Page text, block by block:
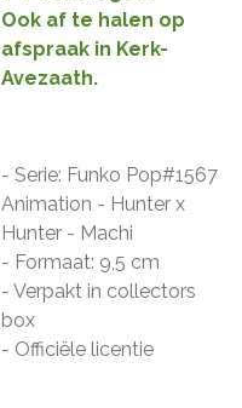
Ook af te halen op
afspraak in Kerk-
Avezaath.
- Serie: Funko Pop#1567
Animation - Hunter x
Hunter - Machi
- Formaat: 9,5 cm
- Verpakt in collectors
box
- Officiële licentie